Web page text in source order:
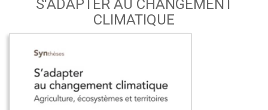
S'ADAPTER AU CHANGEMENT
CLIMATIQUE